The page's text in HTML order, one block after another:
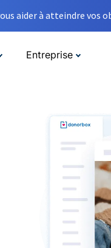
aider à atteindre vos
Entreprise